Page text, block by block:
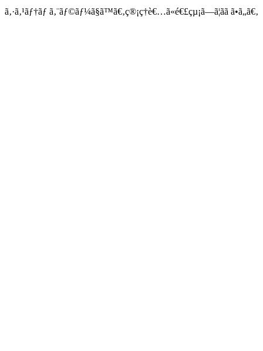
ã‚·ã‚¹ãƒ†ãƒ ã‚¨ãƒ©ãƒ¼ã§ã™ã€‚ç®¡ç†è€…ã«é€£çµ¡ã—ã¦ãã ã•ã„ã€‚